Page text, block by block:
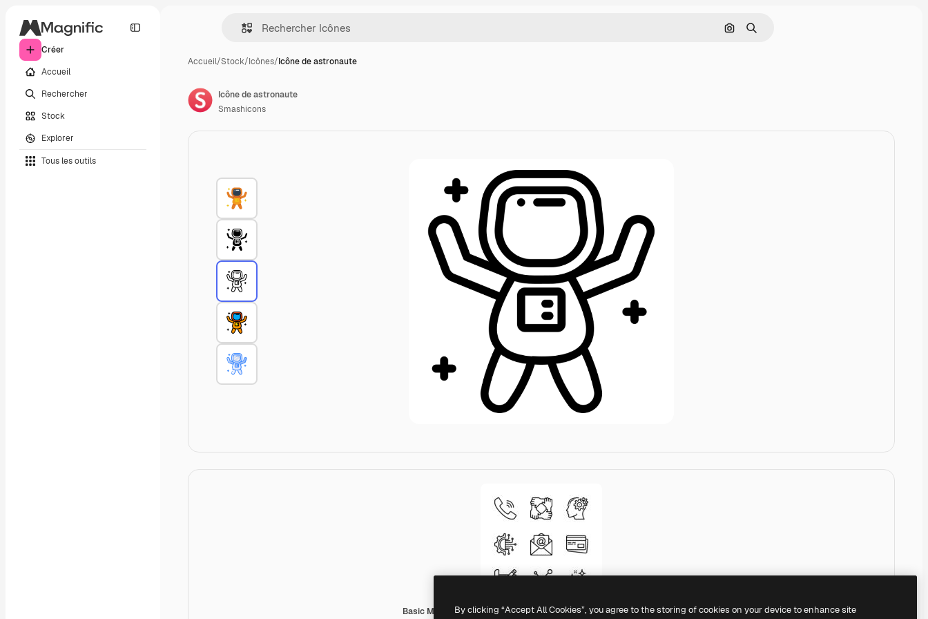
Créer
Accueil
Rechercher
Stock
Explorer
Tous les outils
Rechercher par image
Rechercher
Accueil/Stock/Icônes/Icône de astronaute
Basic Miscellany Lineal
Icône de astronaute
Smashicons
By clicking “Accept All Cookies”, you agree to the storing of cookies on your device to enhance site